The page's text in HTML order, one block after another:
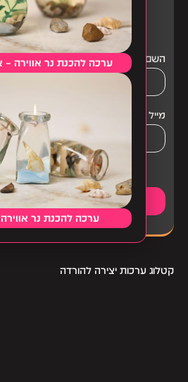
קטלוג ערכות יצירה להורדה
בשבילך!
רגע! שניה לפני
רכזת?
מכאן את
השם שלך
מייל
שלחו
הכנסת המייל מהווה הסכמה לקבל
ערכה להכנת נר אווירה –
ערכה להכנת נר